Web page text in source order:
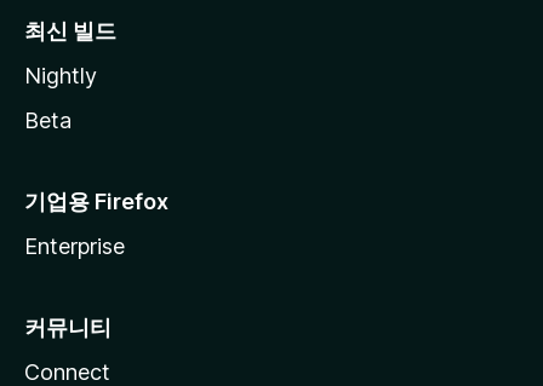
최신 빌드
Nightly
Beta
기업용 Firefox
Enterprise
커뮤니티
Connect